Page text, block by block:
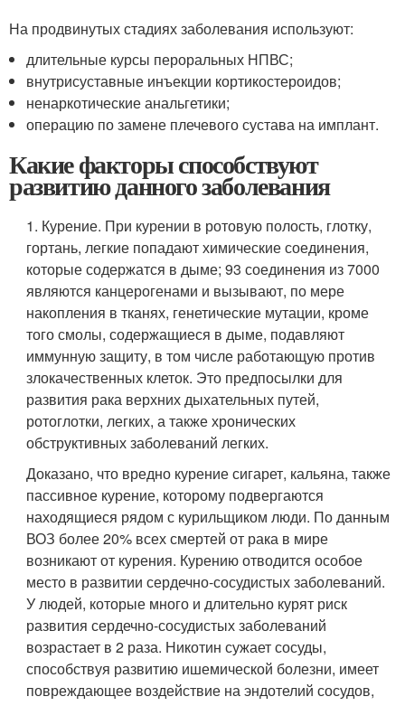
На продвинутых стадиях заболевания используют:
длительные курсы пероральных НПВС;
внутрисуставные инъекции кортикостероидов;
ненаркотические анальгетики;
операцию по замене плечевого сустава на имплант.
Какие факторы способствуют
развитию данного заболевания
1. Курение. При курении в ротовую полость, глотку,
гортань, легкие попадают химические соединения,
которые содержатся в дыме; 93 соединения из 7000
являются канцерогенами и вызывают, по мере
накопления в тканях, генетические мутации, кроме
того смолы, содержащиеся в дыме, подавляют
иммунную защиту, в том числе работающую против
злокачественных клеток. Это предпосылки для
развития рака верхних дыхательных путей,
ротоглотки, легких, а также хронических
обструктивных заболеваний легких.
Доказано, что вредно курение сигарет, кальяна, также
пассивное курение, которому подвергаются
находящиеся рядом с курильщиком люди. По данным
ВОЗ более 20% всех смертей от рака в мире
возникают от курения. Курению отводится особое
место в развитии сердечно-сосудистых заболеваний.
У людей, которые много и длительно курят риск
развития сердечно-сосудистых заболеваний
возрастает в 2 раза. Никотин сужает сосуды,
способствуя развитию ишемической болезни, имеет
повреждающее воздействие на эндотелий сосудов,